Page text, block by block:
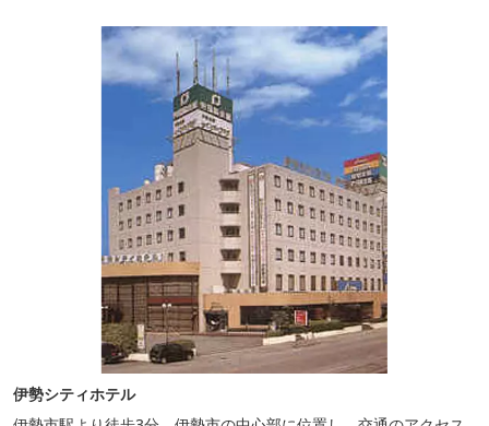
伊勢シティホテル